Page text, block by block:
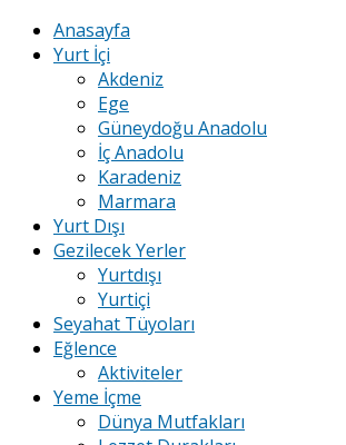
Anasayfa
Yurt İçi
Akdeniz
Ege
Güneydoğu Anadolu
İç Anadolu
Karadeniz
Marmara
Yurt Dışı
Gezilecek Yerler
Yurtdışı
Yurtiçi
Seyahat Tüyoları
Eğlence
Aktiviteler
Yeme İçme
Dünya Mutfakları